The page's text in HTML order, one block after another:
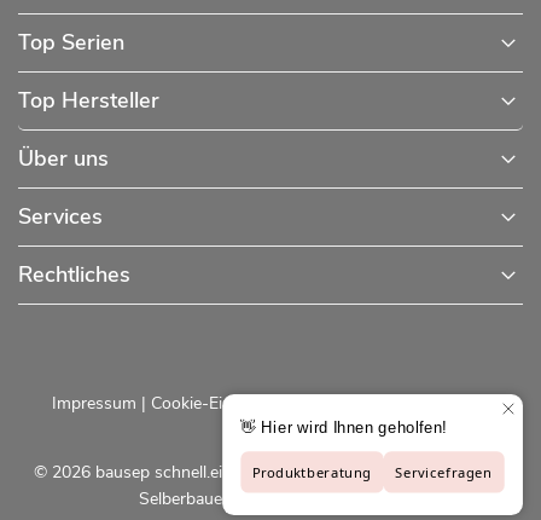
Top Serien
Top Hersteller
Über uns
Services
Rechtliches
© 2026 bausep schnell.einfach.preiswert - Baustoffe online für
Selberbauer und Profis |bausep.de
Impressum | Cookie-Einstellungen